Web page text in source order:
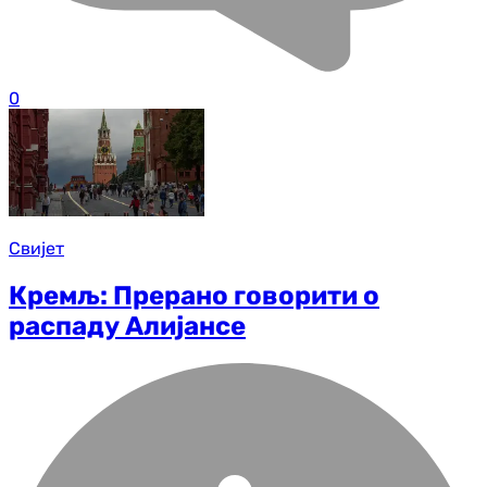
0
Свијет
Кремљ: Прерано говорити о
распаду Алијансе